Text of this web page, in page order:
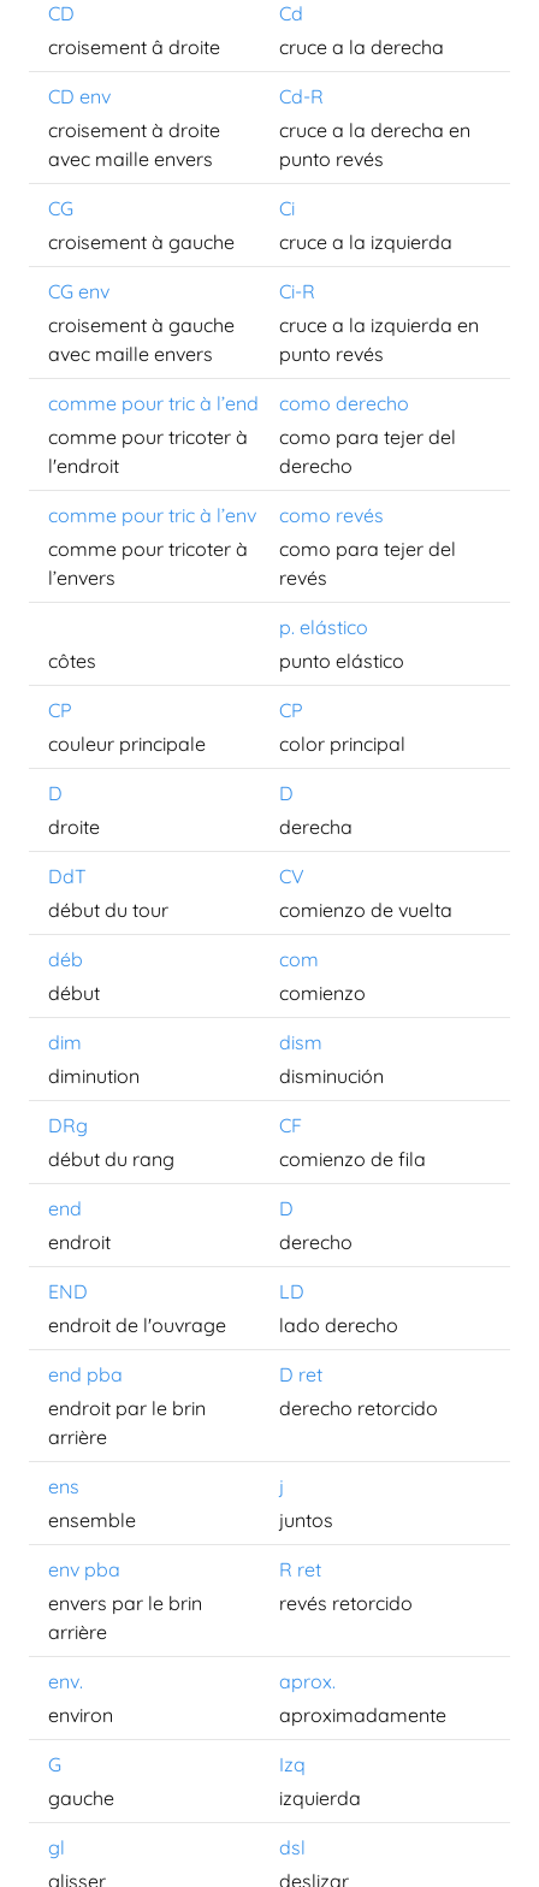
CD
Cd
croisement â droite
cruce a la derecha
CD env
Cd-R
croisement à droite
avec maille envers
cruce a la derecha en
punto revés
CG
Ci
croisement à gauche
cruce a la izquierda
CG env
Ci-R
croisement à gauche
avec maille envers
cruce a la izquierda en
punto revés
comme pour tric à l’end
como derecho
comme pour tricoter à
l'endroit
como para tejer del
derecho
comme pour tric à l’env
como revés
comme pour tricoter à
l’envers
como para tejer del
revés
p. elástico
côtes
punto elástico
CP
CP
couleur principale
color principal
D
D
droite
derecha
DdT
CV
début du tour
comienzo de vuelta
déb
com
début
comienzo
dim
dism
diminution
disminución
DRg
CF
début du rang
comienzo de fila
end
D
endroit
derecho
END
LD
endroit de l'ouvrage
lado derecho
end pba
D ret
endroit par le brin
arrière
derecho retorcido
ens
j
ensemble
juntos
env pba
R ret
envers par le brin
arrière
revés retorcido
env.
aprox.
environ
aproximadamente
G
Izq
gauche
izquierda
gl
dsl
glisser
deslizar